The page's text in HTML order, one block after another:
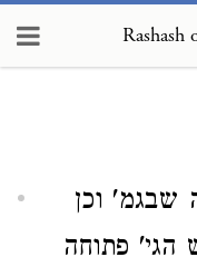
שבגמ' וכן
פתוחה